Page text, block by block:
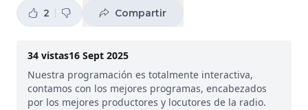
ZOL TV
2 Compartir
34 vistas16 Sept 2025
Nuestra programación es totalmente interactiva,
contamos con los mejores programas, encabezados
por los mejores productores y locutores de la radio.